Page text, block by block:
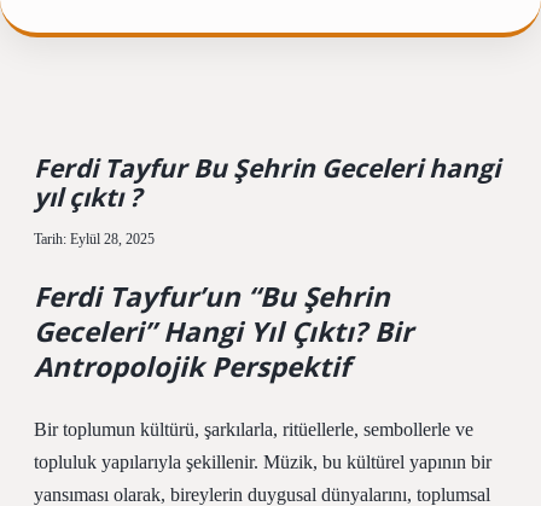
Ferdi Tayfur Bu Şehrin Geceleri hangi
yıl çıktı ?
Tarih: Eylül 28, 2025
Ferdi Tayfur’un “Bu Şehrin
Geceleri” Hangi Yıl Çıktı? Bir
Antropolojik Perspektif
Bir toplumun kültürü, şarkılarla, ritüellerle, sembollerle ve
topluluk yapılarıyla şekillenir. Müzik, bu kültürel yapının bir
yansıması olarak, bireylerin duygusal dünyalarını, toplumsal